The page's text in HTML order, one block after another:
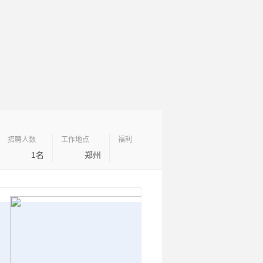
福利
工作地点
郑州
招聘人数
1名